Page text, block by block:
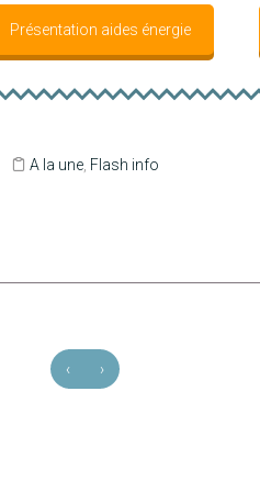
Présentation aides énergie
A la une Flash info
‹ ›